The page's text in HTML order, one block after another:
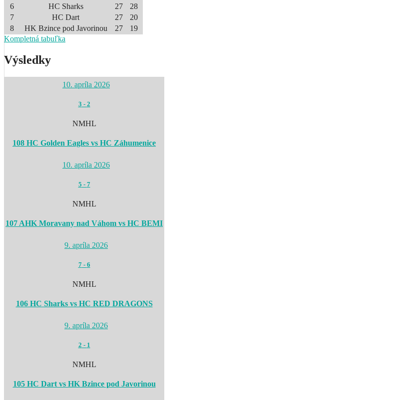
6
HC Sharks 27
28
7
HC Dart 27
20
8
HK Bzince pod Javorinou 27
19
Kompletná tabuľka
Výsledky
10. apríla 2026
3 - 2
NMHL
108 HC Golden Eagles vs HC Záhumenice
10. apríla 2026
5 - 7
NMHL
107 AHK Moravany nad Váhom vs HC BEMI
9. apríla 2026
7- 6
NMHL
106 HC Sharks vs HC RED DRAGONS
9. apríla 2026
2 - 1
NMHL
105 HC Dart vs HK Bzince pod Javorinou